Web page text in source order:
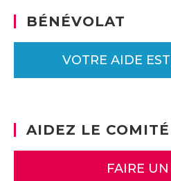
BÉNÉVOLAT
VOTRE AIDE
AIDEZ LE COMITÉ
FAIRE